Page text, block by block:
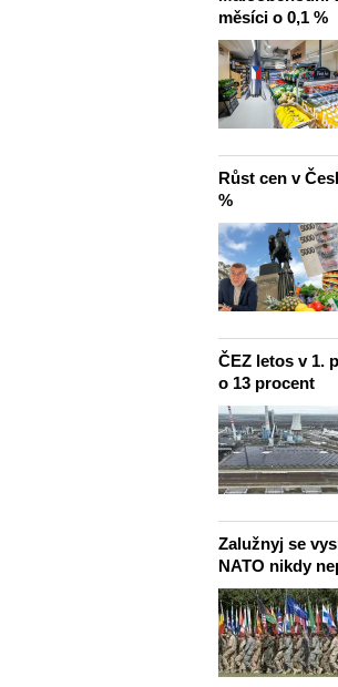
měsíci o 0,1 %
Růst cen v
%
ČEZ letos v 1.
o 13 procent
Zalužnyj se
NATO nikdy